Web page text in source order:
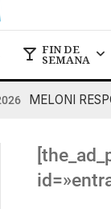
FIN DE
SEMANA
MELONI